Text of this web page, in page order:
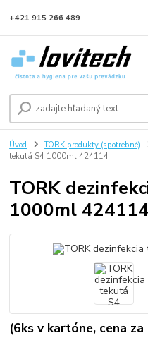
+421 915 266 489
Úvod TORK produkty (spotrebné)
tekutá S4 1000ml 424114
TORK
1000ml 424114
(6ks v kartóne, cena za